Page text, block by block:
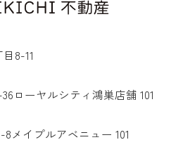
8-11
ローヤルシティ鴻巣店舗 101
メイプルアベニュー 101